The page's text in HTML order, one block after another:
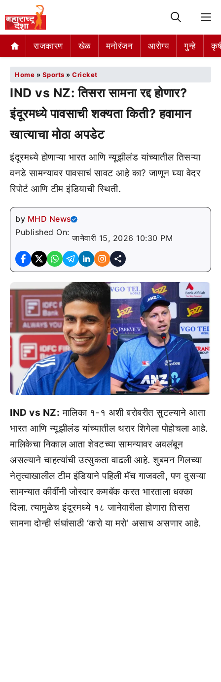
राजकारण खेळ मनोरंजन आरोग्य गुन्हे
Home » Sports » Cricket
IND vs NZ: तिसरा सामना रद्द होणार?
इंदूरमध्ये पावसाची शक्यता किती? हवामान
खात्याचा मोठा अपडेट
इंदूरमध्ये होणाऱ्या भारत आणि न्यूझीलंड यांच्यातील तिसऱ्या
वनडे सामन्यावर पावसाचं सावट आहे का? जाणून घ्या वेदर
रिपोर्ट आणि टीम इंडियाची स्थिती.
by MHD News
Published On:
जानेवारी 15, 2026 10:30 PM
IND vs NZ: मालिका १-१ अशी बरोबरीत सुटल्याने आता
भारत आणि न्यूझीलंड यांच्यातील थरार शिगेला पोहोचला आहे.
मालिकेचा निकाल आता शेवटच्या सामन्यावर अवलंबून
असल्याने चाहत्यांची उत्सुकता वाढली आहे. शुबमन गिलच्या
नेतृत्वाखालील टीम इंडियाने पहिली मॅच गाजवली, पण दुसऱ्या
सामन्यात कीवींनी जोरदार कमबॅक करत भारताला धक्का
दिला. त्यामुळेच इंदूरमध्ये १८ जानेवारीला होणारा तिसरा
सामना दोन्ही संघांसाठी ‘करो या मरो’ असाच असणार आहे.